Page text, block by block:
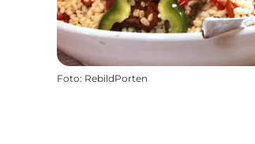
Foto: RebildPorten